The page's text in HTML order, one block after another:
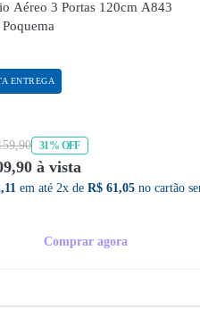
Aéreo 3 Portas 120cm A843
ENTREGA
31% OFF
à vista
em até 2x de R$ 61,05 no cartão
Comprar agora